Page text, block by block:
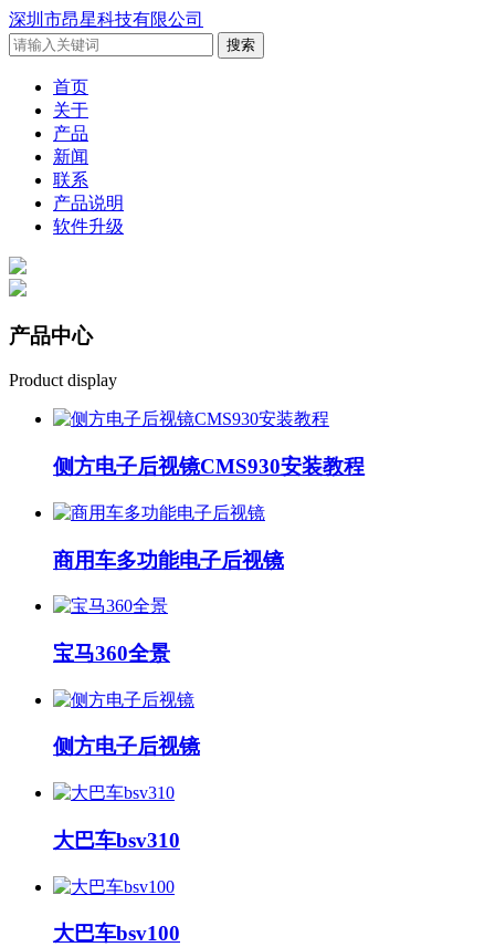
深圳市昂星科技有限公司
首页
关于
产品
新闻
联系
产品说明
软件升级
产品中心
Product display
侧方电子后视镜CMS930安装教程
商用车多功能电子后视镜
宝马360全景
侧方电子后视镜
大巴车bsv310
大巴车bsv100